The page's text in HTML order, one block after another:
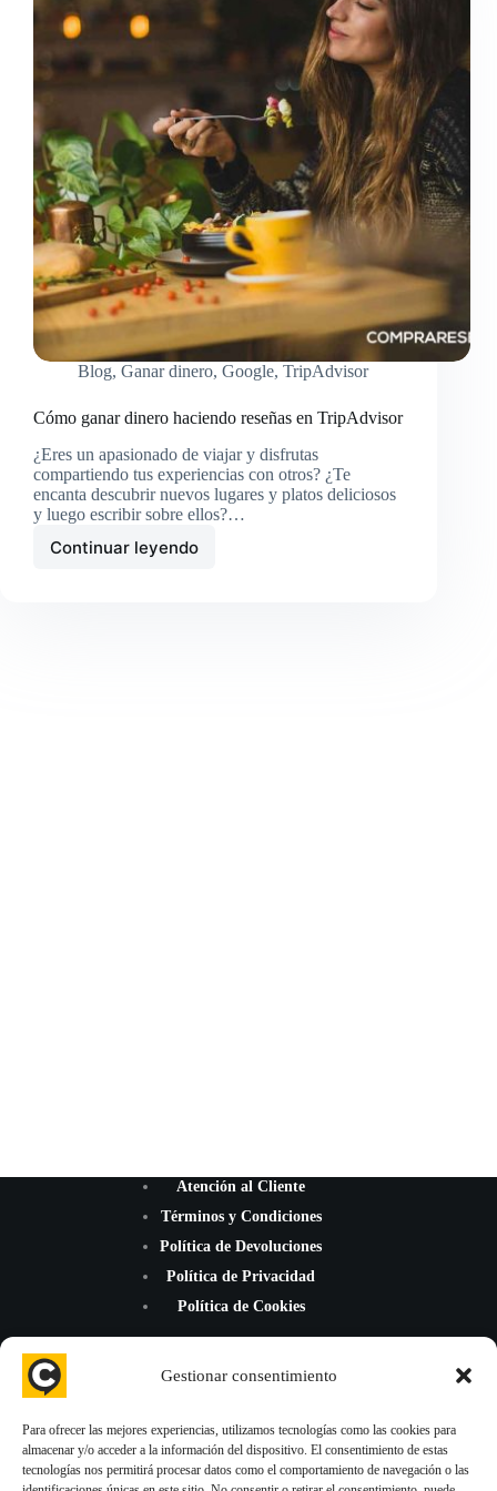
Gestionar consentimiento
Para ofrecer las mejores experiencias, utilizamos tecnologías como las cookies para
almacenar y/o acceder a la información del dispositivo. El consentimiento de estas
tecnologías nos permitirá procesar datos como el comportamiento de navegación o las
Blog, Ganar dinero, Google, TripAdvisor
Cómo ganar dinero haciendo reseñas en TripAdvisor
¿Eres un apasionado de viajar y disfrutas
compartiendo tus experiencias con otros? ¿Te
encanta descubrir nuevos lugares y platos deliciosos
y luego escribir sobre ellos?…
Continuar leyendo
Cómo
Atención al Cliente
Términos y Condiciones
Política de Devoluciones
Política de Privacidad
Política de Cookies
¡Mejoramos la reputación de tu negocio con nuevas reseñas de
Google Maps, TripAdvisor y Trustpilot!